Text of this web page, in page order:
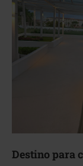
Destino para